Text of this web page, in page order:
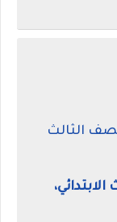
الثالث